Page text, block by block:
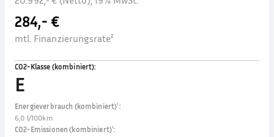
284,- €
mtl. Finanzierungsrate²
CO2-Klasse (kombiniert):
E
Energieverbrauch (kombiniert)¹:
6,0 l/100km
CO2-Emissionen (kombiniert)¹: